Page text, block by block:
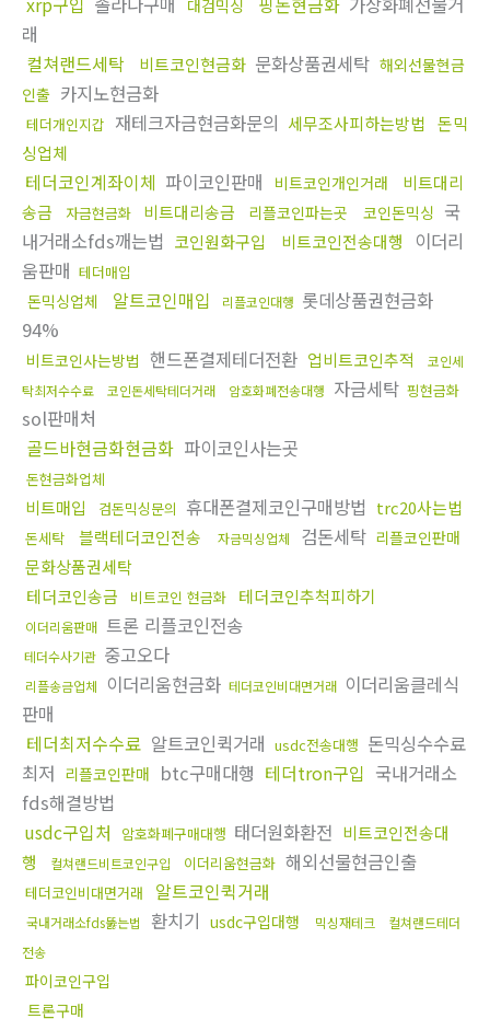
대검믹싱
래
컬쳐랜드세탁
비트코인현금화 문화상품권세탁 해외선물현금
인출 카지노현금화
테더개인지갑 재테크자금현금화문의 세무조사피하는방법 돈믹
싱업체
테더코인계좌이체 파이코인판매 비트코인개인거래
비트대리
송금
자금현금화 비트대리송금 리플코인파는곳 코인돈믹싱 국
내거래소fds깨는법 코인원화구입 비트코인전송대행
이더리
움판매 테더매입
돈믹싱업체 알트코인매입 리플코인대행 롯데상품권현금화
94%
비트코인사는방법 핸드폰결제테더전환 업비트코인추적
코인세
탁최저수수료
코인돈세탁테더거래 암호화폐전송대행 자금세탁 핑현금화
sol판매처
골드바현금화현금화 파이코인사는곳
돈현금화업체
비트매입 검돈믹싱문의 휴대폰결제코인구매방법 trc20사는법
돈세탁 블랙테더코인전송 자금믹싱업체 검돈세탁 리플코인판매
문화상품권세탁
테더코인송금
비트코인 현금화 테더코인추척피하기
이더리움판매 트론 리플코인전송
테더수사기관 중고오다
리플송금업체 이더리움현금화 테더코인비대면거래 이더리움클레식
판매
테더최저수수료 알트코인퀵거래 usdc전송대행 돈믹싱수수료
최저 리플코인판매 btc구매대행 테더tron구입 국내거래소
fds해결방법
usdc구입처
암호화폐구매대행 태더원화환전 비트코인전송대
행
컬쳐랜드비트코인구입 이더리움현금화 해외선물현금인출
테더코인비대면거래 알트코인퀵거래
국내거래소fds뚫는법 환치기 usdc구입대행 믹싱재테크
컬쳐랜드테더
전송
파이코인구입
트론구매